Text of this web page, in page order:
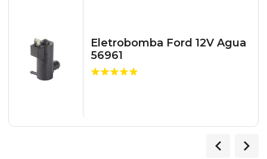
Eletrobomba Ford 12V Agua
56961